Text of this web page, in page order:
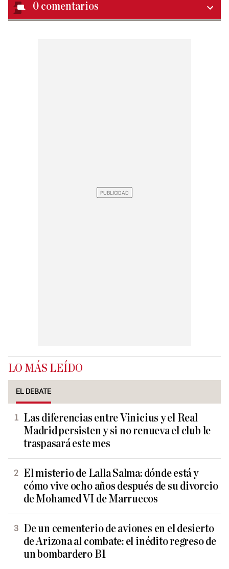
0 comentarios
LO MÁS LEÍDO
EL DEBATE
Las diferencias entre Vinicius y el Real
Madrid persisten y si no renueva el club le
traspasará este mes
El misterio de Lalla Salma: dónde está y
cómo vive ocho años después de su divorcio
de Mohamed VI de Marruecos
De un cementerio de aviones en el desierto
de Arizona al combate: el inédito regreso de
un bombardero B1